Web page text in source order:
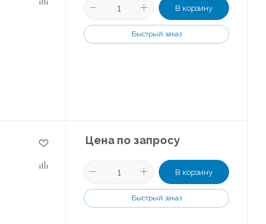
В корзину
Быстрый заказ
Цена по запросу
В корзину
Быстрый заказ